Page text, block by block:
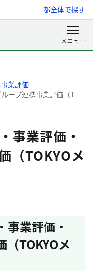
都全体で探す
業評価
ープ連携事業評価（T
事業評価・
（TOKYOメ
事業評価・
（TOKYOメ